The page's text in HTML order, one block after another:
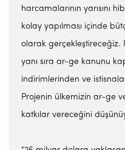
harcamalarının yarısını
kolay yapılması içinde
olarak gerçekleştireceğiz.
yanı sıra ar-ge kanunu
indirimlerinden ve
Projenin ülkemizin ar-ge
katkılar vereceğini